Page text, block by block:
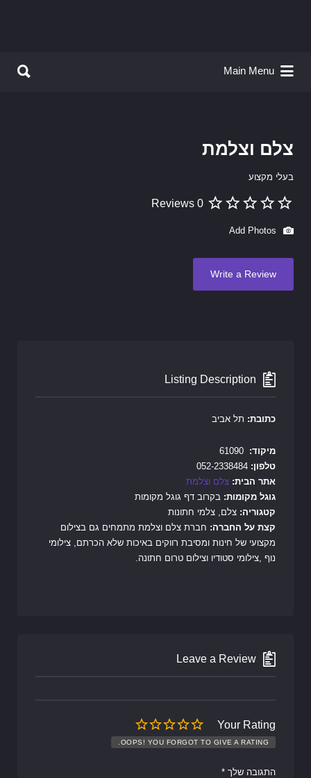
Main Menu
צלם וצלמת
בעלי מקצוע
0 Reviews
Write a Review
Listing Description
כתובת: תל אביב
מיקוד:
טלפון:
אתר הבית: צלם וצלמת
גוגל מקומות: בקרוב דף גוגל מקומות
קטגוריה: צלם, צלמי חתונות
קצת על החברה: חברת צלם וצלמת מתמחים גם בצילום
מקצועי של חינות ומסיבת רווקים באיכות שלא הכרתם, צילומי
נוף ,צילומי סטודיו וצילום טרום חתונה.
Leave a Review
Your Rating
OOPS! YOU FORGOT TO GIVE A RATING.
התגובה שלך *